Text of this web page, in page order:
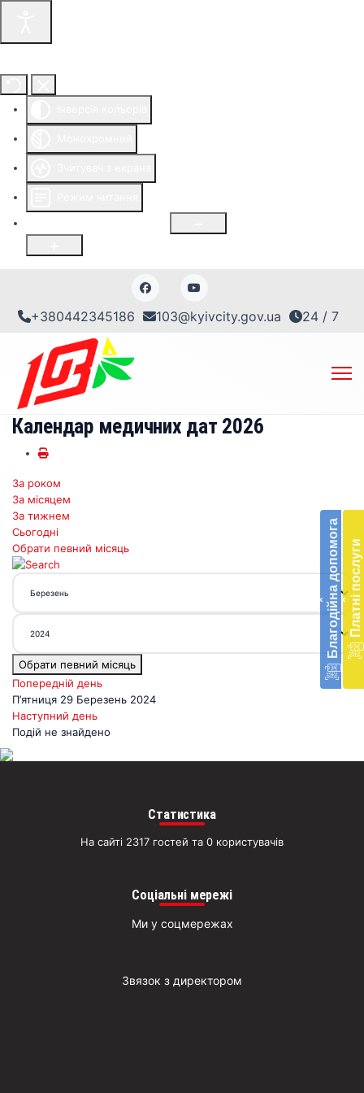
+380442345186 103@kyivcity.gov.ua 24 / 7
‹ Благодійна допомогав
‹ Платні послуги
Календар медичних дат 2026
За роком
За місяцем
За тижнем
Сьогодні
Обрати певний місяць
Обрати певний місяць
Попередній день
П’ятниця 29 Березень 2024
Наступний день
Подій не знайдено
Статистика
На сайті 2317 гостей та 0 користувачів
Соціальні мережі
Ми у соцмережах
Звязок з директором